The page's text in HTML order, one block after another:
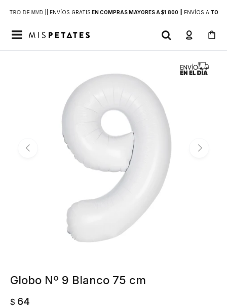
DE MVD | | ENVÍOS GRATIS EN COMPRAS MAYORES A $1.800 | ENVÍOS ATODO

Globo Nº 9 Blanco 75 cm
$ 64